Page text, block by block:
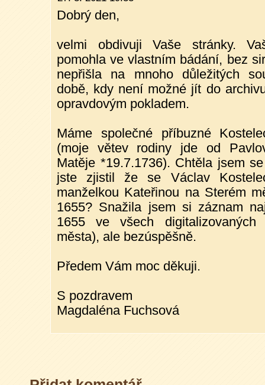
Dobrý den,
velmi obdivuji Vaše stránky.
pomohla ve vlastním bádání, bez
nepřišla na mnoho důležitých
době, kdy není možné jít do
opravdovým pokladem.
Máme společné příbuzné
(moje větev rodiny jde od
Matěje *19.7.1736). Chtěla jsem
jste zjistil že se Václav
manželkou Kateřinou na Sterém
1655? Snažila jsem si záznam
1655 ve všech digitalizovaných
města), ale bezúspěšně.
Předem Vám moc děkuji.
S pozdravem
Magdaléna Fuchsová